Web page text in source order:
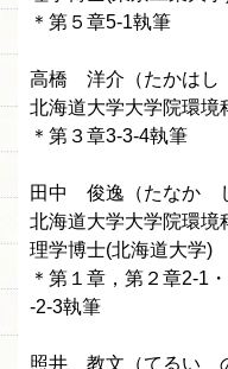
＊第５章5-1執筆
高橋 洋介（たかはし
北海道大学大学院環境
＊第３章3-3-4執筆
田中 俊逸（たなか
北海道大学大学院環境
理学博士(北海道大学)
＊第１章，第２章2-1
-2-3執筆
照井 教文（てるい